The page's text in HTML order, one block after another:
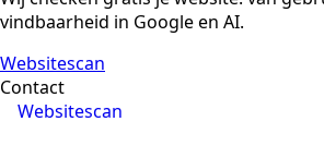
vindbaarheid in Google en AI.
Websitescan
Websitescan
Contact